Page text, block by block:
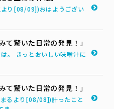
り[08/09])おはようござい
驚いた日常の発見！」
。 きっとおいしい味噌汁に
驚いた日常の発見！」
るより[08/08])計ったこと